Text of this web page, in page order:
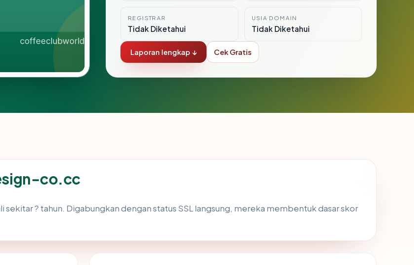
REGISTRAR
Tidak Diketahui
USIA DOMAIN
Tidak Diketahui
Laporan lengkap ↓ Cek Gratis
co.cc
sekitar ? tahun. Digabungkan dengan status SSL langsung, mereka membentuk dasar skor